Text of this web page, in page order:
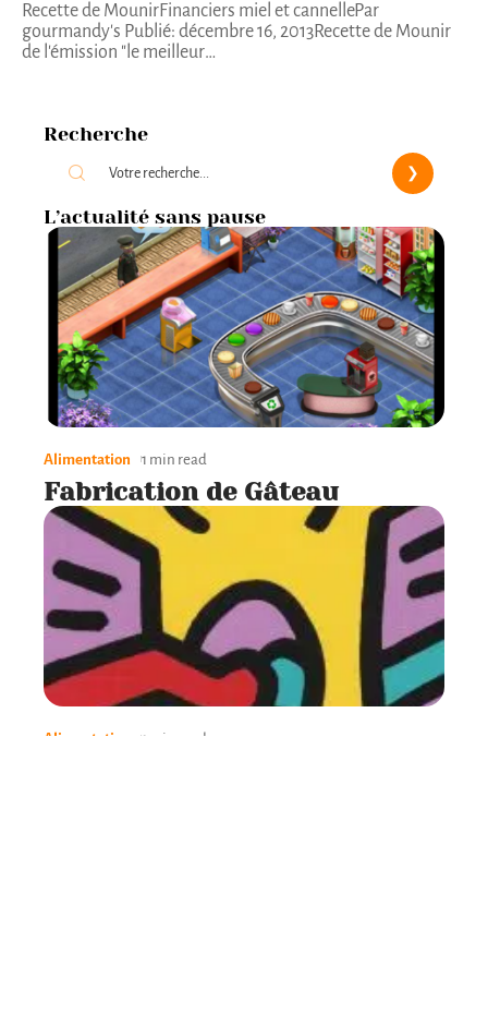
Recette de MounirFinanciers miel et cannellePar
gourmandy's Publié: décembre 16, 2013Recette de Mounir
de l'émission "le meilleur…
Recherche
L’actualité sans pause
Alimentation 1 min read
Fabrication de Gâteau
Alimentation 1 min read